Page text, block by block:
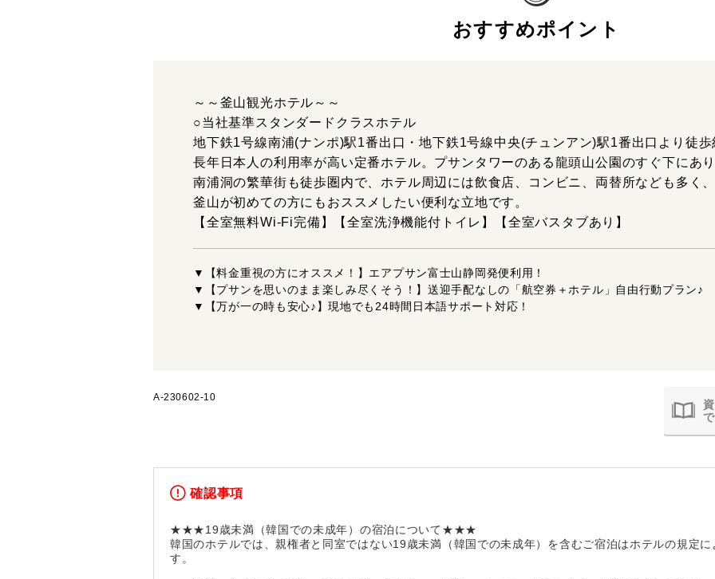
おすすめポイント
～～釜山観光ホテル～～
○当社基準スタンダードクラスホテル
地下鉄1号線南浦(ナンポ)駅1番出口・地下鉄1号線中央(チュンアン)駅1番出口より徒歩
長年日本人の利用率が高い定番ホテル。プサンタワーのある龍頭山公園のすぐ下にあり
南浦洞の繁華街も徒歩圏内で、ホテル周辺には飲食店、コンビニ、両替所なども多く、
釜山が初めての方にもおススメしたい便利な立地です。
【全室無料Wi-Fi完備】【全室洗浄機能付トイレ】【全室バスタブあり】
▼【料金重視の方にオススメ！】エアプサン富士山静岡発便利用！
▼【プサンを思いのまま楽しみ尽くそう！】送迎手配なしの「航空券＋ホテル」自由行動プラン♪
▼【万が一の時も安心♪】現地でも24時間日本語サポート対応！
A-230602-10
確認事項
★★★19歳未満（韓国での未成年）の宿泊について★★★
韓国のホテルでは、親権者と同室ではない19歳未満（韓国での未成年）を含むご宿泊はホテルの規定
す。